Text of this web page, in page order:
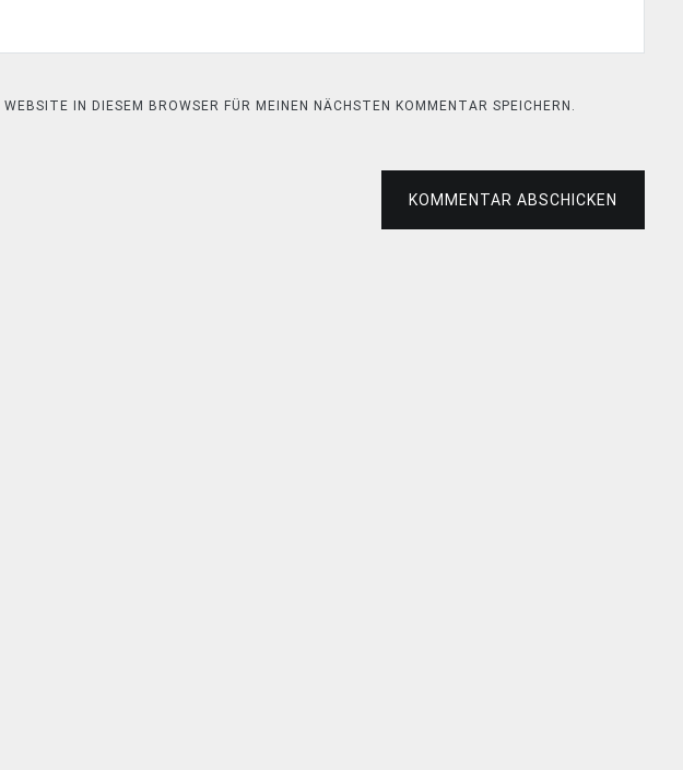
IN DIESEM BROWSER FÜR MEINEN NÄCHSTEN KOMMENTAR SPEICHERN.
KOMMENTAR ABSCHICKEN